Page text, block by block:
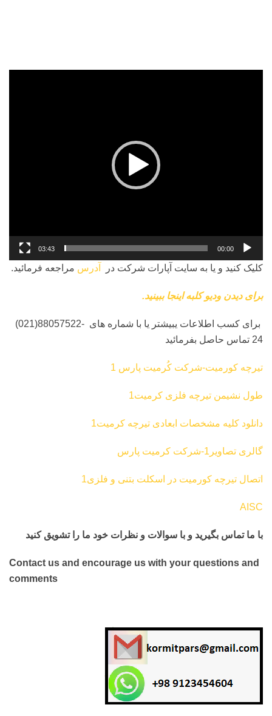
00:00
03:43
کلیک کنید و یا به سایت آپارات شرکت در آدرس مراجعه فرمائید.
برای دیدن ودیو کلبه اینجا ببینید.
‏ برای کسب اطلاعات یبیشتر یا با شماره های‎ ‎‏ ‏‎ (021)88057522-
24‎‏ تماس حاصل بفرمائید
تیرچه کورمیت-شرکت کُرمیت پارس 1
طول نشیمن تیرچه فلزی کرمیت1
دانلود کلیه مشخصات ابعادی تیرچه کرمیت1
گالری تصاویر1-شرکت کرمیت پارس
اتصال تیرچه کورمیت در اسکلت بتنی و فلزی1
AISC
با ما تماس بگیرید و با سوالات و نظرات خود ما را تشویق کنید
Contact us and encourage us with your questions and
comments